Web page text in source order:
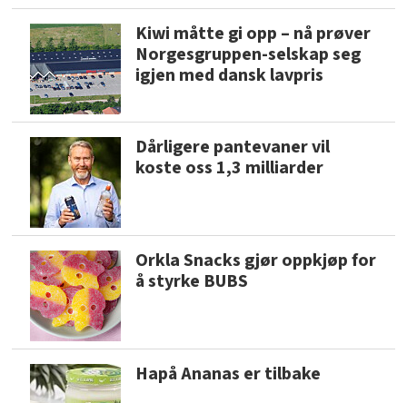
Kiwi måtte gi opp – nå prøver
Norgesgruppen-selskap seg
igjen med dansk lavpris
Dårligere pantevaner vil
koste oss 1,3 milliarder
Orkla Snacks gjør oppkjøp for
å styrke BUBS
Hapå Ananas er tilbake